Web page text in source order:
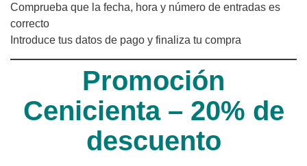
Comprueba que la fecha, hora y número de entradas es
correcto
Introduce tus datos de pago y finaliza tu compra
Promoción
Cenicienta – 20% de
descuento